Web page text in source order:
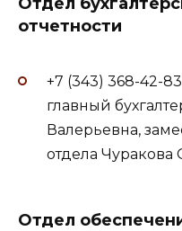
отчетности
+7 (343) 368-42-
главный
Валерьевна,
отдела Чуракова
Отдел